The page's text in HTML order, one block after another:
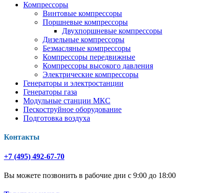
Компрессоры
Винтовые компрессоры
Поршневые компрессоры
Двухпоршневые компрессоры
Дизельные компрессоры
Безмасляные компрессоры
Компрессоры передвижные
Компрессоры высокого давления
Электрические компрессоры
Генераторы и электростанции
Генераторы газа
Модульные станции МКС
Пескоструйное оборудование
Подготовка воздуха
Контакты
+7 (495) 492-67-70
Вы можете позвонить в рабочие дни с 9:00 до 18:00